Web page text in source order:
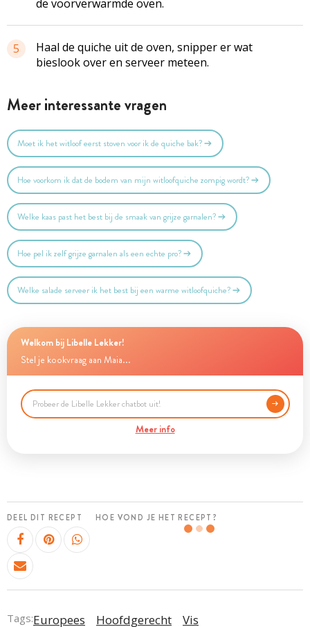
de voorverwarmde oven.
5
Haal de quiche uit de oven, snipper er wat
bieslook over en serveer meteen.
Meer interessante vragen
Moet ik het witloof eerst stoven voor ik de quiche bak?
Hoe voorkom ik dat de bodem van mijn witloofquiche zompig wordt?
Welke kaas past het best bij de smaak van grijze garnalen?
Hoe pel ik zelf grijze garnalen als een echte pro?
Welke salade serveer ik het best bij een warme witloofquiche?
Welkom bij Libelle Lekker!
Stel je kookvraag aan Maia...
Meer info
DEEL DIT RECEPT HOE VOND JE HET RECEPT?
Tags:Europees Hoofdgerecht Vis